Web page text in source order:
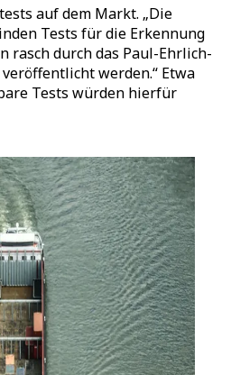
auf dem Markt. „Die
Tests für die Erkennung
rasch durch das Paul-Ehrlich-
werden.“ Etwa
Tests würden hierfür